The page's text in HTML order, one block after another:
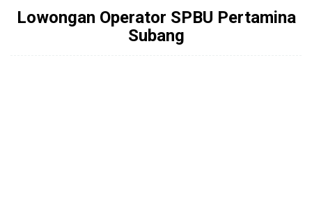
Lowongan Operator SPBU Pertamina
Subang